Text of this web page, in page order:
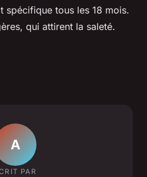
spécifique tous les 18 mois.
qui attirent la saleté.
A
PAR